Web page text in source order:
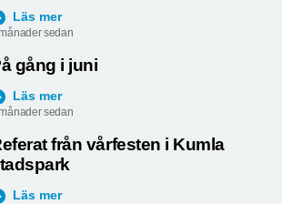
Läs mer
sedan
gång i juni
Läs mer
sedan
från vårfesten i Kumla
Läs mer